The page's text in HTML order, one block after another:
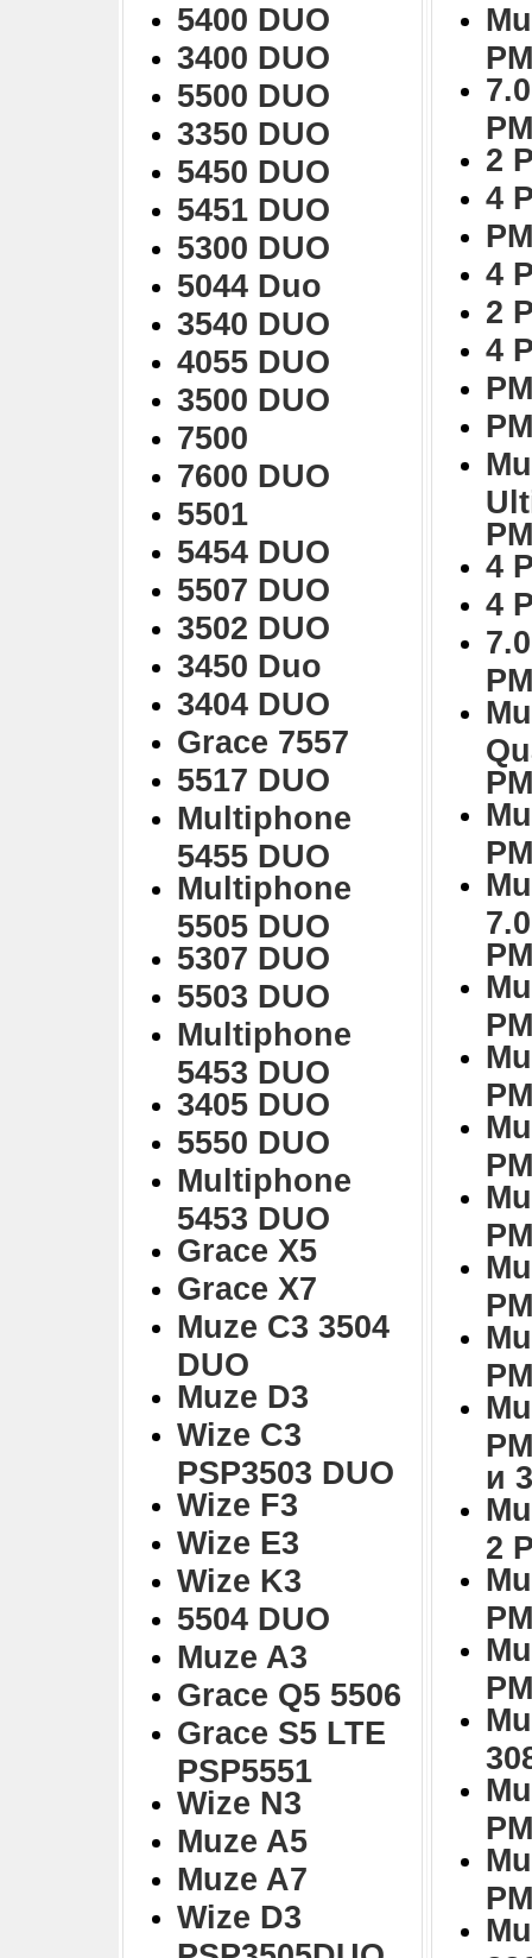
5400 DUO
3400 DUO
5500 DUO
3350 DUO
5450 DUO
5451 DUO
5300 DUO
5044 Duo
3540 DUO
4055 DUO
3500 DUO
7500
7600 DUO
5501
5454 DUO
5507 DUO
3502 DUO
3450 Duo
3404 DUO
Grace 7557
5517 DUO
Multiphone
5455 DUO
Multiphone
5505 DUO
5307 DUO
5503 DUO
Multiphone
5453 DUO
3405 DUO
5550 DUO
Multiphone
5453 DUO
Grace X5
Grace X7
Muze C3 3504
DUO
Muze D3
Wize C3
PSP3503 DUO
Wize F3
Wize E3
Wize K3
5504 DUO
Muze A3
Grace Q5 5506
Grace S5 LTE
PSP5551
Wize N3
Muze A5
Muze A7
Wize D3
2
4
4
2
4
4
4
и
2